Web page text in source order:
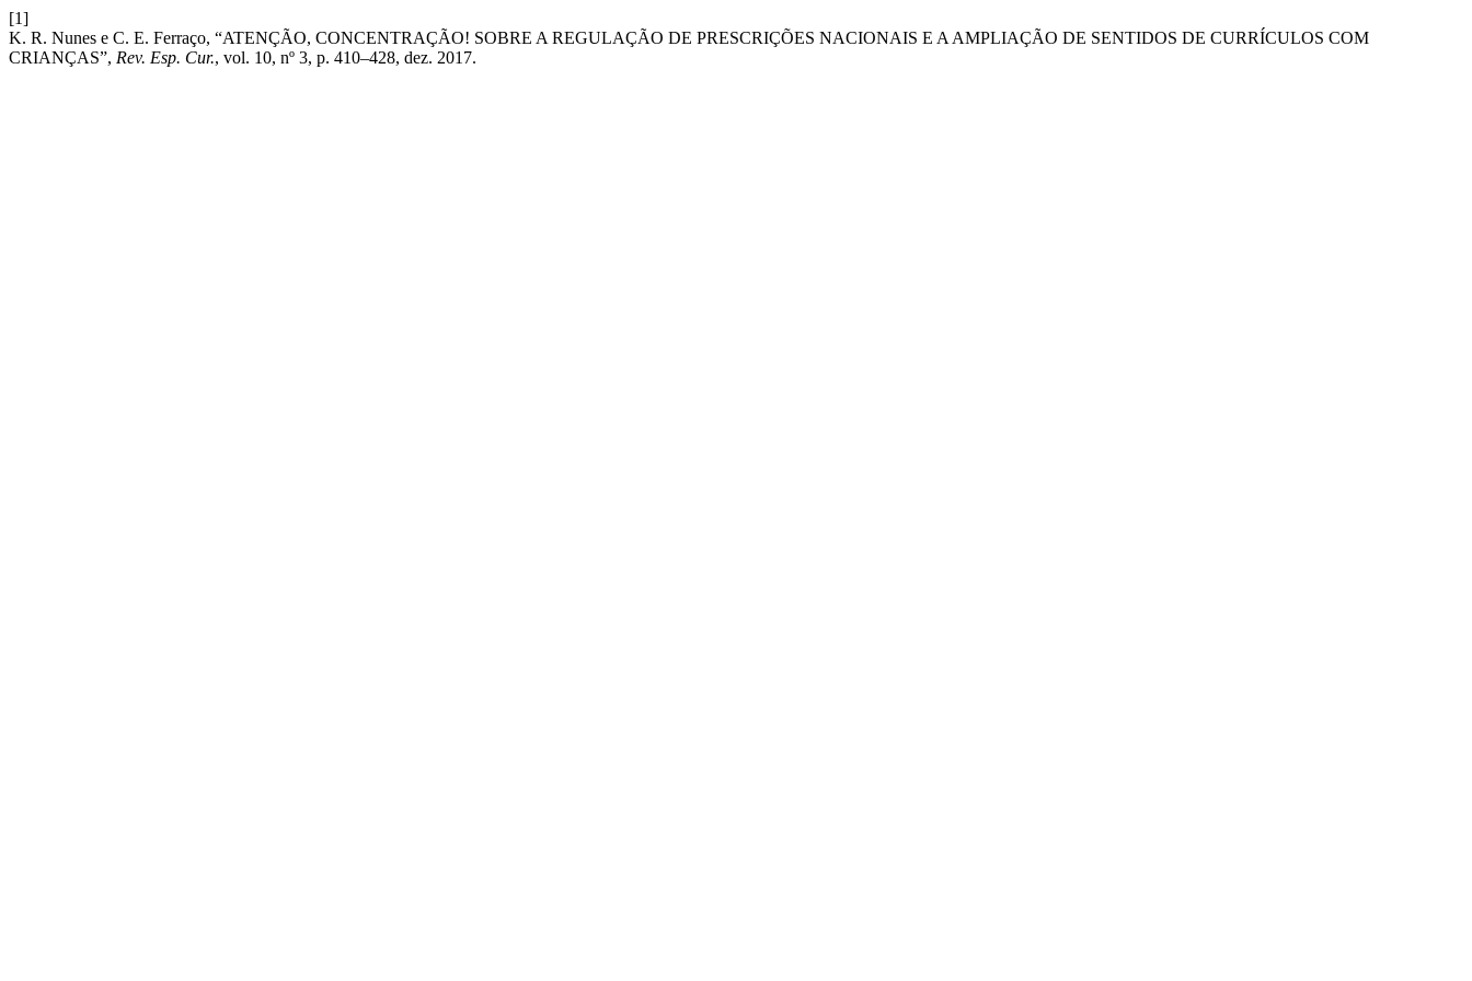
[1]
K. R. Nunes e C. E. Ferraço, “ATENÇÃO, CONCENTRAÇÃO! SOBRE A REGULAÇÃO DE PRESCRIÇÕES NACIONAIS E A AMPLIAÇÃO DE SENTIDOS DE CURRÍCULOS COM
CRIANÇAS”, Rev. Esp. Cur., vol. 10, nº 3, p. 410–428, dez. 2017.